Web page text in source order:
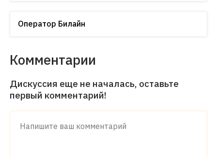
Оператор Билайн
Комментарии
Дискуссия еще не началась, оставьте
первый комментарий!